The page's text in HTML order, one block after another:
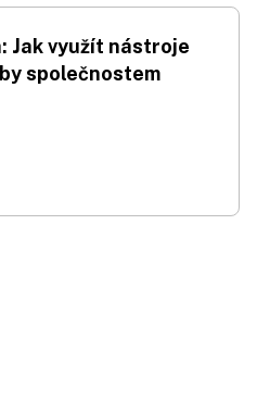
Jak využít nástroje
společnostem